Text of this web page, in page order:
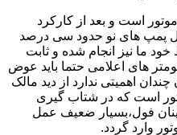
است و بعد از کارکرد
نسبت به اویل پمپ های نو حدود سی درصد
ما نیز انجام شده و ثابت
های اعلامی حتما باید عوض
اهمیتی ندارد از دید مالک
است که در شتاب گیری
فول،بسیار ضعیف عمل
وارد گردد.